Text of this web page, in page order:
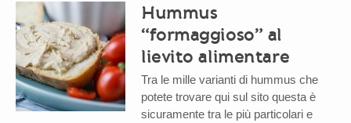
Hummus
“formaggioso” al
lievito alimentare
Tra le mille varianti di hummus che
potete trovare qui sul sito questa è
sicuramente tra le più particolari e